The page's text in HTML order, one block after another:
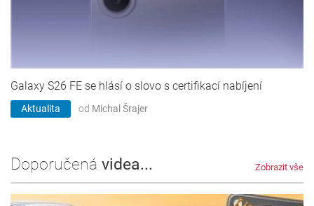
Galaxy S26 FE se hlásí o slovo s certifikací nabíjení
Aktualita od Michal Šrajer
Doporučená videa... Zobrazit vše